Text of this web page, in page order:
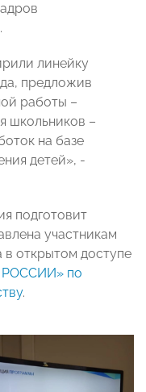
линейку
предложив
работы –
школьников –
на базе
детей», -
подготовит
участникам
в открытом доступе
по
.